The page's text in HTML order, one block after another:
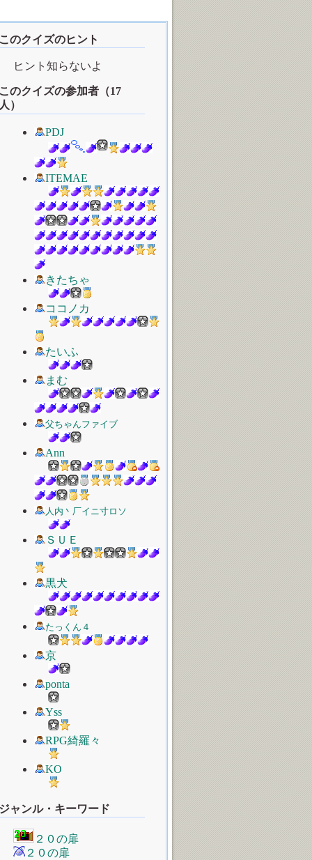
このクイズのヒント
ヒント知らないよ
このクイズの参加者（17
人）
PDJ
ITEMAE
きたちゃ
ココノカ
たいふ
まむ
父ちゃんファイブ
Ann
人内丶厂イニ寸ロソ
ＳＵＥ
黒犬
たっくん４
京
ponta
Yss
RPG綺羅々
KO
ジャンル・キーワード
２０の扉
２０の扉